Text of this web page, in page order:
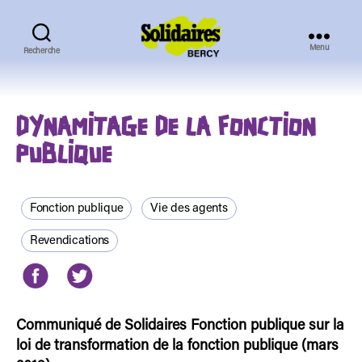
Recherche Menu
DYNAMITAGE DE LA FONCTION
PUBLIQUE
Fonction publique Vie des agents
Revendications
Communiqué de Solidaires Fonction publique sur la
loi de transformation de la fonction publique (mars